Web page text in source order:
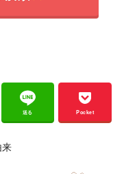
送る Pocket